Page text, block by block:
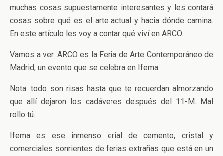
muchas cosas supuestamente interesantes y les contará
cosas sobre qué es el arte actual y hacia dónde camina.
En este artículo les voy a contar qué viví en ARCO.
Vamos a ver. ARCO es la Feria de Arte Contemporáneo de
Madrid, un evento que se celebra en Ifema.
Nota: todo son risas hasta que te recuerdan almorzando
que allí dejaron los cadáveres después del 11-M. Mal
rollo tú.
Ifema es ese inmenso erial de cemento, cristal y
comerciales sonrientes de ferias extrañas que está en un